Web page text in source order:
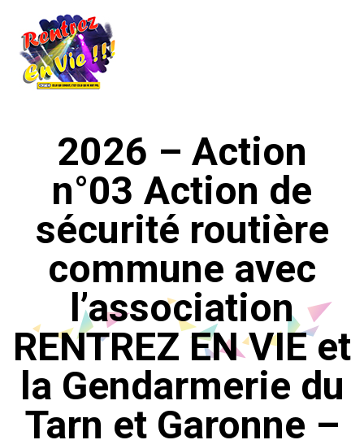
2026 – Action
n°03 Action de
sécurité routière
commune avec
l’association
RENTREZ EN VIE et
la Gendarmerie du
Tarn et Garonne –